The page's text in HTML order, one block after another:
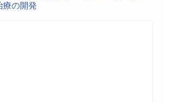
療の開発